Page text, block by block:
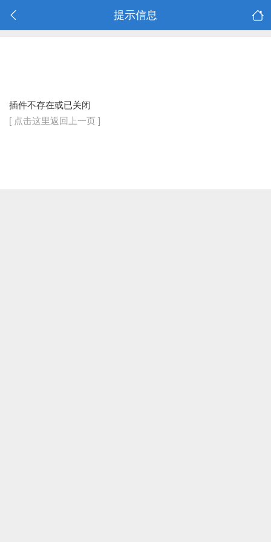
提示信息
插件不存在或已关闭
[ 点击这里返回上一页 ]